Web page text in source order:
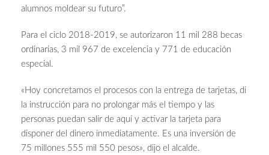
alumnos moldear su futuro”.
Para el ciclo 2018-2019, se autorizaron 11 mil 288 becas
ordinarias, 3 mil 967 de excelencia y 771 de educación
especial.
«Hoy concretamos el procesos con la entrega de tarjetas, di
la instrucción para no prolongar más el tiempo y las
personas puedan salir de aquí y activar la tarjeta para
disponer del dinero inmediatamente. Es una inversión de
75 millones 555 mil 550 pesos», dijo el alcalde.